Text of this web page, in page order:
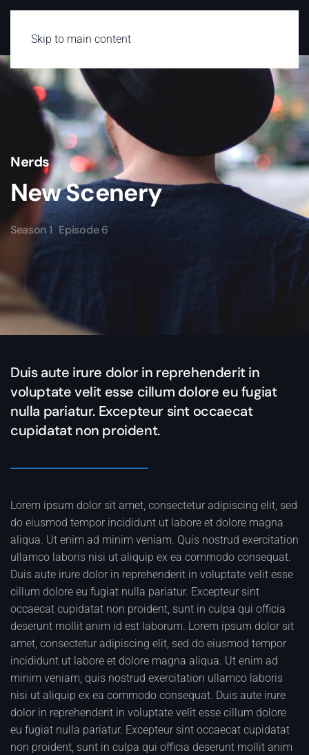
Skip to main content
Nerds
New Scenery
Season 1 Episode 6
Duis aute irure dolor in reprehenderit in
voluptate velit esse cillum dolore eu fugiat
nulla pariatur. Excepteur sint occaecat
cupidatat non proident.
Lorem ipsum dolor sit amet, consectetur adipiscing elit, sed
do eiusmod tempor incididunt ut labore et dolore magna
aliqua. Ut enim ad minim veniam. Quis nostrud exercitation
ullamco laboris nisi ut aliquip ex ea commodo consequat.
Duis aute irure dolor in reprehenderit in voluptate velit esse
cillum dolore eu fugiat nulla pariatur. Excepteur sint
occaecat cupidatat non proident, sunt in culpa qui officia
deserunt mollit anim id est laborum. Lorem ipsum dolor sit
amet, consectetur adipiscing elit, sed do eiusmod tempor
incididunt ut labore et dolore magna aliqua. Ut enim ad
minim veniam, quis nostrud exercitation ullamco laboris
nisi ut aliquip ex ea commodo consequat. Duis aute irure
dolor in reprehenderit in voluptate velit esse cillum dolore
eu fugiat nulla pariatur. Excepteur sint occaecat cupidatat
non proident, sunt in culpa qui officia deserunt mollit anim